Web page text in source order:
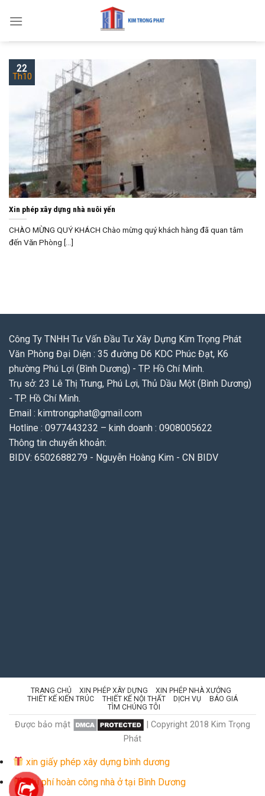
Xin phép xây dựng nhà nuôi yến
CHÀO MỪNG QUÝ KHÁCH Chào mừng quý khách hàng đã quan tâm
đến Văn Phòng [...]
22
Th10
Công Ty TNHH Tư Vấn Đầu Tư Xây Dựng Kim Trọng Phát
Văn Phòng Đại Diện : 35 đường D6 KDC Phúc Đạt, K6
phường Phú Lợi (Bình Dương) - TP. Hồ Chí Minh.
Trụ sở: 23 Lê Thị Trung, Phú Lợi, Thủ Dầu Một (Bình Dương)
- TP. Hồ Chí Minh.
Email : kimtrongphat@gmail.com
Hotline : 0977443232 – kinh doanh : 0908005622
Thông tin chuyển khoản:
BIDV: 6502688279 - Nguyễn Hoàng Kim - CN BIDV
TRANG CHỦ XIN PHÉP XÂY DỰNG
XIN PHÉP NHÀ XƯỞNG
THIẾT KẾ KIẾN TRÚC
THIẾT KẾ NỘI THẤT DỊCH VỤ
BÁO GIÁ
TÌM CHÚNG TÔI
Được bảo mật
| Copyright 2018 Kim Trọng
Phát
xin giấy phép xây dựng bình dương
Chi phí hoàn công nhà ở tại Bình Dương